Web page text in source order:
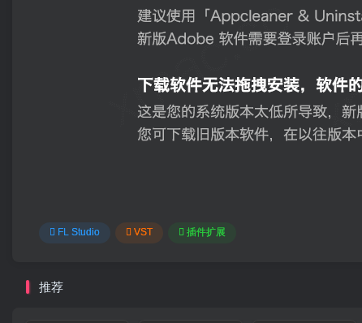
FL Studio VST 插件扩展
推荐